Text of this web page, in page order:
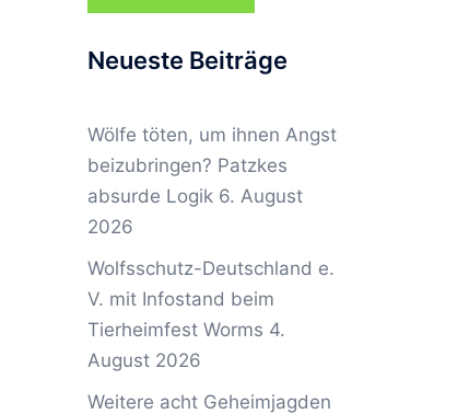
Neueste Beiträge
Wölfe töten, um ihnen Angst
beizubringen? Patzkes
absurde Logik 6. August
2026
Wolfsschutz-Deutschland e.
V. mit Infostand beim
Tierheimfest Worms 4.
August 2026
Weitere acht Geheimjagden